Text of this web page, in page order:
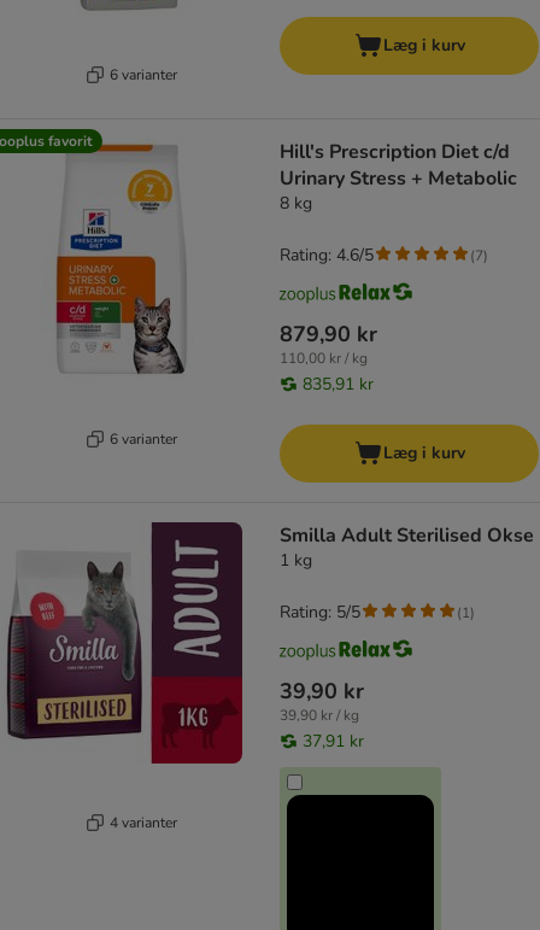
6 varianter
Læg i kurv
favorit
6 varianter
Hill's Prescription Diet c/d
Urinary Stress + Metabolic
8 kg
879,90 kr
110,00 kr / kg
835,91 kr
Rating: 4.6/5 (7)
Læg i kurv
4 varianter
Smilla Adult Sterilised Okse
1 kg
39,90 kr
39,90 kr / kg
37,91 kr
Rating: 5/5 (1)